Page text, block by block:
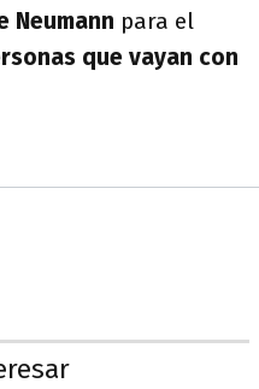
Neumann para el
que vayan con